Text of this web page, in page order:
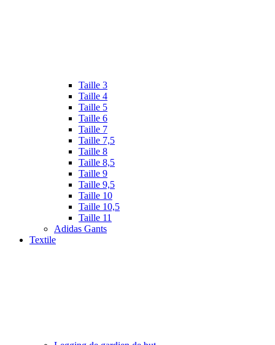
Taille 3
Taille 4
Taille 5
Taille 6
Taille 7
Taille 7,5
Taille 8
Taille 8,5
Taille 9
Taille 9,5
Taille 10
Taille 10,5
Taille 11
Adidas Gants
Textile